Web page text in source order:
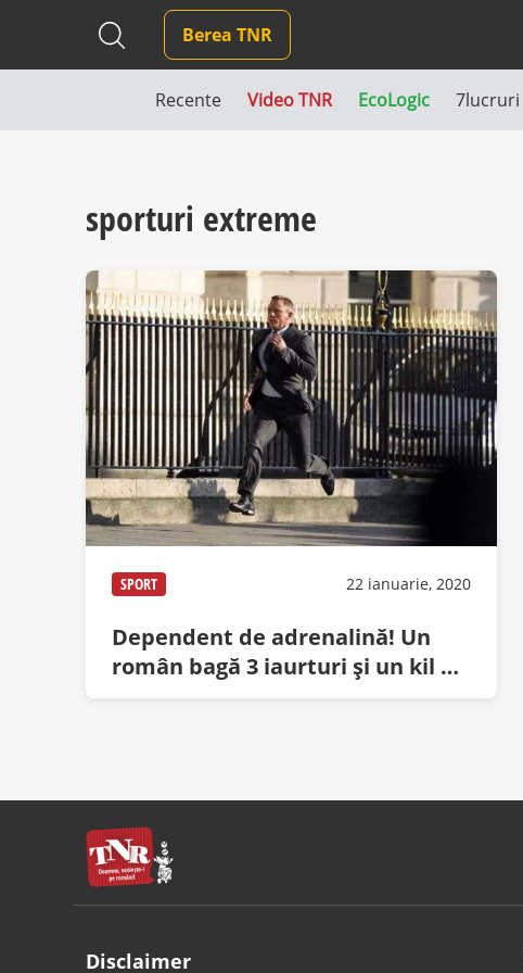
Berea TNR
Recente Video TNR EcoLogic 7lucruri
sporturi extreme
SPORT 22 ianuarie, 2020
Dependent de adrenalină! Un
român bagă 3 iaurturi şi un kil de
prune înainte de muncă
Disclaimer